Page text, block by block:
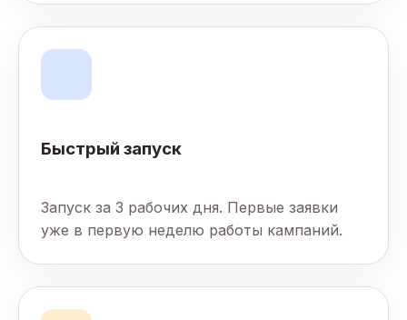
Быстрый запуск
Запуск за 3 рабочих дня. Первые заявки
уже в первую неделю работы кампаний.